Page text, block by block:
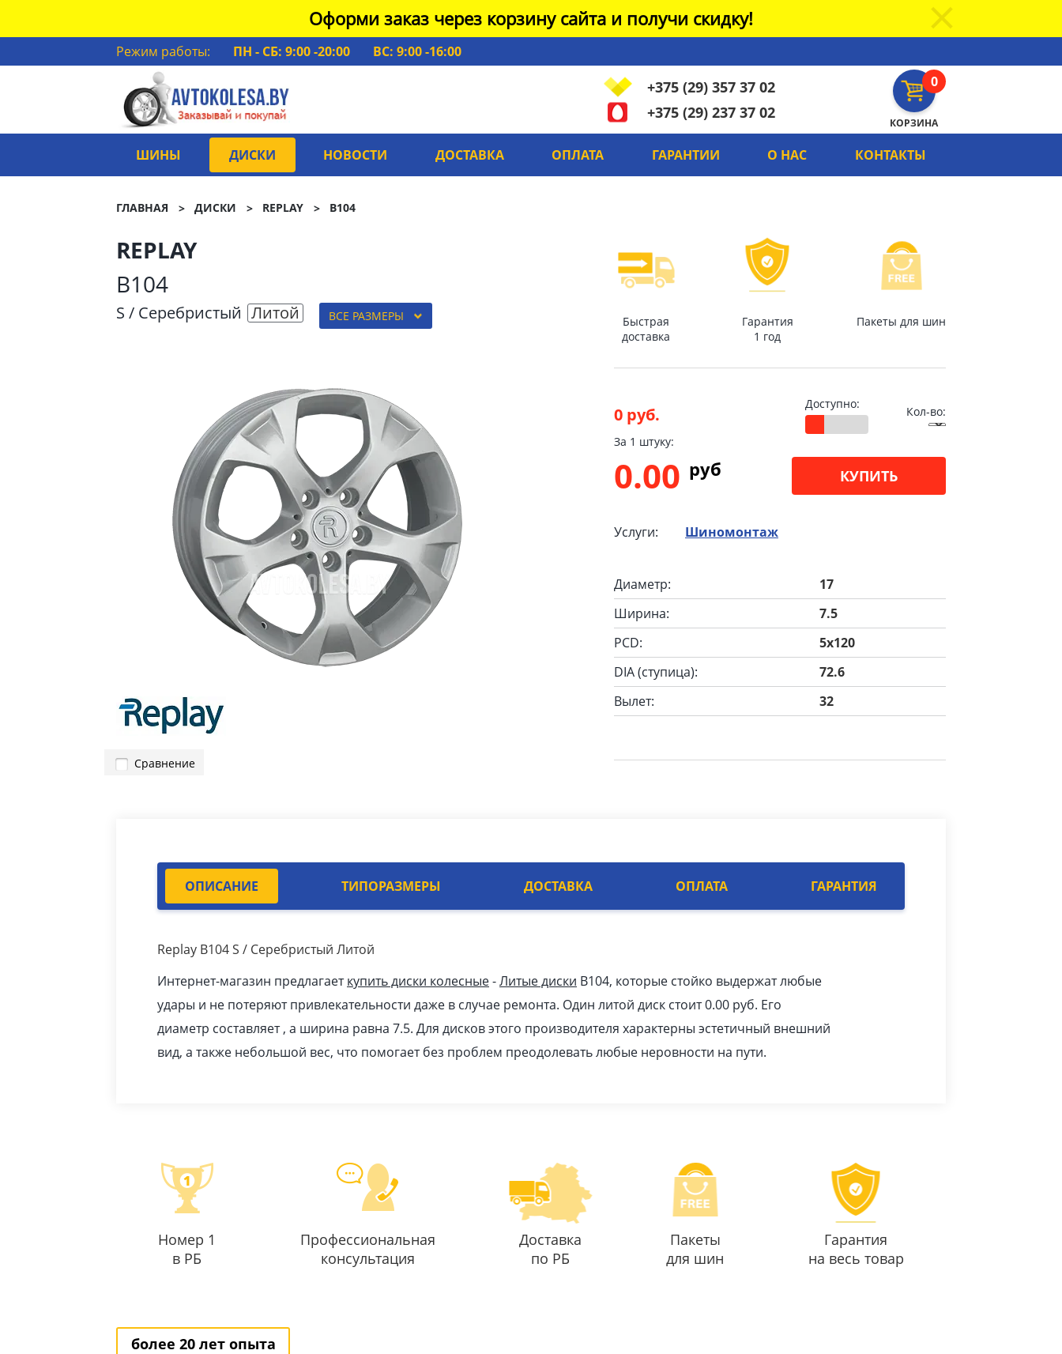
Оформи заказ через корзину сайта и получи скидку!
Режим работы: ПН - СБ: 9:00 -20:00
ВС: 9:00 -16:00
0
КОРЗИНА
+375 (29) 357 37 02
+375 (29) 237 37 02
ШИНЫ ДИСКИ НОВОСТИ ДОСТАВКА ОПЛАТА ГАРАНТИИ О НАС КОНТАКТЫ
ГЛАВНАЯ ДИСКИ REPLAY B104
REPLAY
B104
S / Серебристый Литой ВСЕ РАЗМЕРЫ
Сравнение
Быстрая
доставка
Гарантия
1 год
Пакеты для шин
0 руб.
Доступно:
Кол-во:
За 1 штуку:
0.00 pуб КУПИТЬ
Услуги: Шиномонтаж
Диаметр:
17
Ширина:
7.5
PCD:
5x120
DIA (ступица):
72.6
Вылет:
32
ОПИСАНИЕ ТИПОРАЗМЕРЫ ДОСТАВКА ОПЛАТА ГАРАНТИЯ
Replay B104 S / Серебристый Литой
Интернет-магазин предлагаеткупить диски колесные-Литые диски B104, которые стойко выдержат любые
удары и не потеряют привлекательности даже в случае ремонта. Один литой диск стоит 0.00 pуб. Его
диаметр составляет , а ширина равна 7.5. Для дисков этого производителя характерны эстетичный внешний
вид, а также небольшой вес, что помогает без проблем преодолевать любые неровности на пути.
Номер 1
в РБ
Профессиональная
консультация
Доставка
по РБ
Пакеты
для шин
Гарантия
на весь товар
более 20 лет опыта